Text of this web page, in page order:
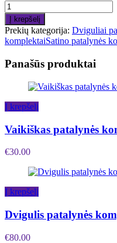
Į krepšelį
Prekių kategorija: Dviguliai
komplektaiSatino patalynės
Panašūs produktai
Į krepšelį
Vaikiškas patalynės
€30.00
Į krepšelį
Dvigulis patalynės
€80.00